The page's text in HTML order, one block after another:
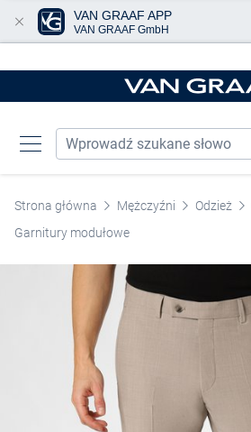
Strona główna Mężczyźni Odzież
Garnitury modułowe
VAN GRAAF APP
VAN GRAAF GmbH